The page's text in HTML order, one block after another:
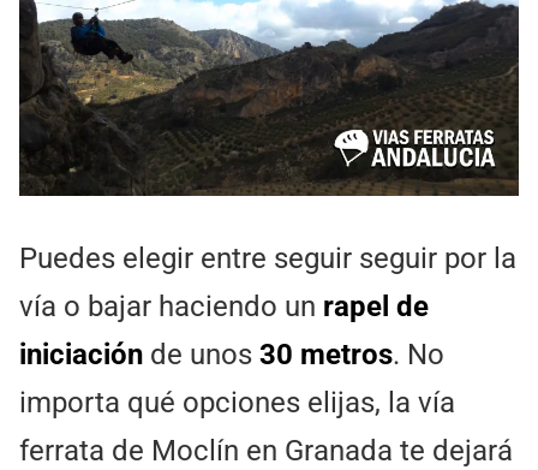
Puedes elegir entre seguir seguir por la
vía o bajar haciendo un rapel de
iniciación de unos 30 metros. No
importa qué opciones elijas, la vía
ferrata de Moclín en Granada te dejará